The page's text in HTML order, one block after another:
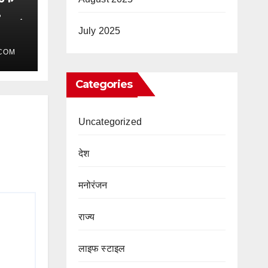
July 2025
Categories
Uncategorized
देश
मनोरंजन
राज्य
लाइफ स्टाइल